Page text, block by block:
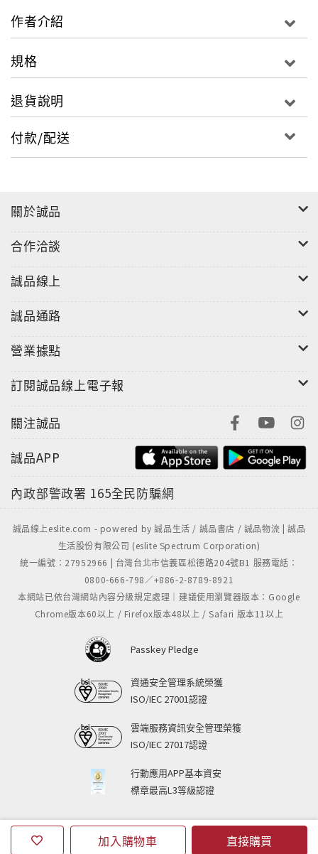
加入購物車 直接購買
作者介紹
規格
退貨說明
付款/配送
關於誠品
合作洽談
誠品線上
誠品通路
營業據點
訂閱誠品線上電子報
關注誠品
誠品APP
內政部警政署 165全民防騙網
誠品線上eslite.com - powered by 誠品生活 / 誠品書店 / 誠品物流 | 誠品
生活股份有限公司 (eslite Spectrum Corporation)
統一編號：27952966 | 台灣台北市信義區松德路204號B1 服務電話：
0800-666-798／+886-2-8789-8921
本網站已依台灣網站內容分級規定處理｜建議使用瀏覽器版本：Google
Chrome版本60以上 / Firefox版本48以上 / Safari 版本11以上
Passkey Pledge
資通安全管理系統榮獲
ISO/IEC 27001認證
雲端服務資訊安全管理榮獲
ISO/IEC 27017認證
行動應用APP基本資安
標章最高L3等級認證